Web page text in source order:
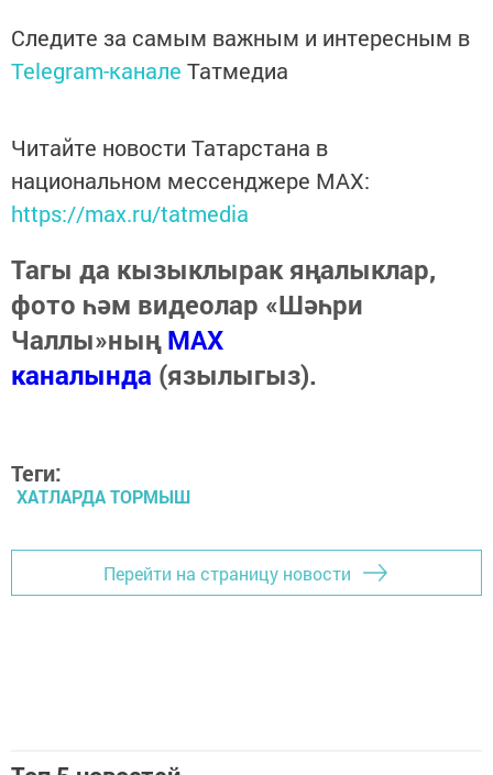
Следите за самым важным и интересным в
Telegram-канале Татмедиа
Читайте новости Татарстана в
национальном мессенджере MАХ:
https://max.ru/tatmedia
Тагы да кызыклырак яңалыклар,
фото һәм видеолар «Шәһри
Чаллы»ныңMAX
каналында (язылыгыз).
Теги:
ХАТЛАРДА ТОРМЫШ
Перейти на страницу новости